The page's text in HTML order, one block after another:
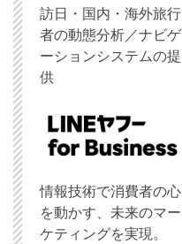
訪日・国内・海外旅行
者の動態分析／ナビゲ
ーションシステムの提
供
情報技術で消費者の心
を動かす、未来のマー
ケティングを実現。